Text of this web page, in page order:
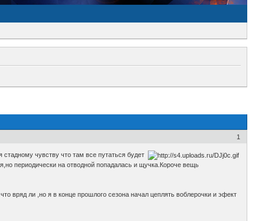
1
стадному чувству что там все путаться будет
периодически на отводной попадалась и щучка.Короче вещь
вряд ли ,но я в конце прошлого сезона начал цеплять воблерочки и эфект